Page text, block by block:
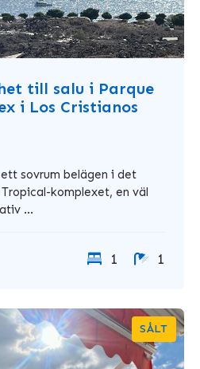
till salu i Parque
i Los Cristianos
sovrum belägen i det
komplexet, en väl
...
1 1
SÅLT